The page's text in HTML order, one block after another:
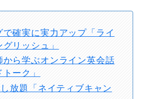
で確実に実力アップ「ライ
リッシュ」
から学ぶオンライン英会話
トーク」
放題「ネイティブキャン